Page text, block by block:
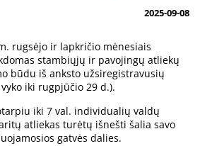
2025-09-08
rugsėjo ir lapkričio mėnesiais
stambiųjų ir pavojingų atliekų
būdu iš anksto užsiregistravusių
iki rugpjūčio 29 d.).
iki 7 val. individualių valdų
atliekas turėtų išnešti šalia savo
gatvės dalies.